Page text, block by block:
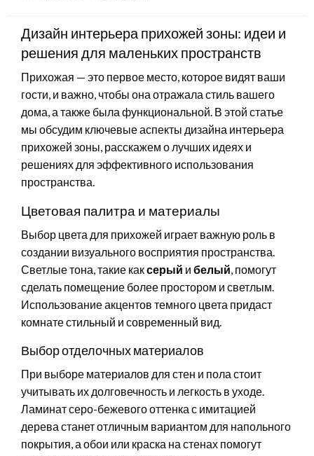
Дизайн интерьера прихожей зоны: идеи и
решения для маленьких пространств
Прихожая — это первое место, которое видят ваши
гости, и важно, чтобы она отражала стиль вашего
дома, а также была функциональной. В этой статье
мы обсудим ключевые аспекты дизайна интерьера
прихожей зоны, расскажем о лучших идеях и
решениях для эффективного использования
пространства.
Цветовая палитра и материалы
Выбор цвета для прихожей играет важную роль в
создании визуального восприятия пространства.
Светлые тона, такие каксерый и белый, помогут
сделать помещение более простором и светлым.
Использование акцентов темного цвета придаст
комнате стильный и современный вид.
Выбор отделочных материалов
При выборе материалов для стен и пола стоит
учитывать их долговечность и легкость в уходе.
Ламинат серо-бежевого оттенка с имитацией
дерева станет отличным вариантом для напольного
покрытия, а обои или краска на стенах помогут